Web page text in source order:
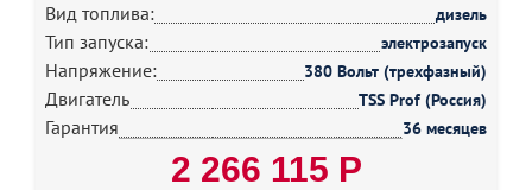
Вид топлива: дизель
Тип запуска: электрозапуск
Напряжение: 380 Вольт (трехфазный)
Двигатель TSS Prof (Россия)
Гарантия 36 месяцев
2 266 115 Р